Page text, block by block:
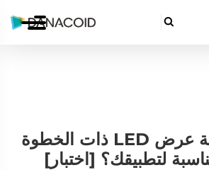

هل تُعد شاشة عرض LED ذات الخطوة
لتطبيقك؟ [اختبار]